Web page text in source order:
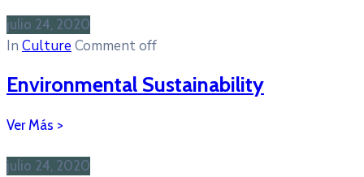
julio 24, 2020
In Culture Comment off
Environmental Sustainability
julio 24, 2020